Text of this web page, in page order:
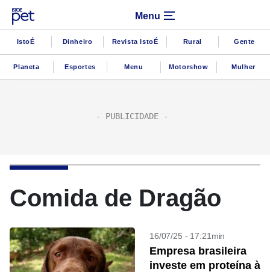
Menu
IstoÉ Dinheiro Revista IstoÉ Rural Gente
Planeta Esportes Menu Motorshow Mulher
Comida de Dragão
16/07/25 - 17:21min
Empresa brasileira
investe em proteína à